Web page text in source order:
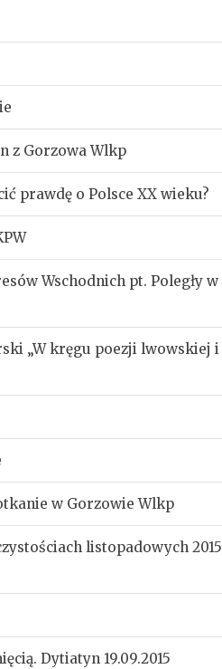
z Gorzowa Wlkp
prawdę o Polsce XX wieku?
Wschodnich pt. Poległy w
„W kręgu poezji lwowskiej i
w Gorzowie Wlkp
listopadowych 2015
Dytiatyn 19.09.2015